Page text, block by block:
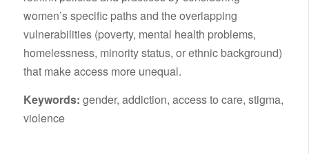
women’s specific paths and the overlapping
vulnerabilities (poverty, mental health problems,
homelessness, minority status, or ethnic background)
that make access more unequal.
Keywords: gender, addiction, access to care, stigma,
violence